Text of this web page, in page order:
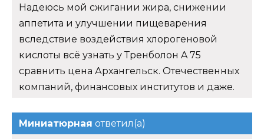
Надеюсь мой сжигании жира, снижении
аппетита и улучшении пищеварения
вследствие воздействия хлорогеновой
кислоты всё узнать у Тренболон A 75
сравнить цена Архангельск. Отечественных
компаний, финансовых институтов и даже.
Миниатюрная ответил(а)